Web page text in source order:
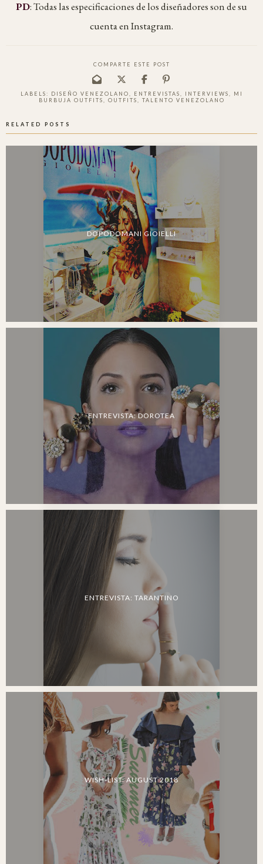
PD: Todas las especificaciones de los diseñadores son de su
cuenta en Instagram.
COMPARTE ESTE POST
LABELS: DISEÑO VENEZOLANO ENTREVISTAS INTERVIEWS
MI
BURBUJA OUTFITS
OUTFITS TALENTO VENEZOLANO
RELATED POSTS
DOPODOMANI GIOIELLI
ENTREVISTA: DOROTEA
ENTREVISTA: TARANTINO
WISH-LIST: AUGUST 2018